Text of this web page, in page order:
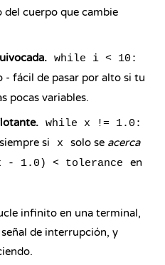
del cuerpo que cambie
while i < 10:
- fácil de pasar por alto si tu
pocas variables.
while x != 1.0:
si x solo se acerca
- 1.0) < tolerance
en
infinito en una terminal,
de interrupción, y